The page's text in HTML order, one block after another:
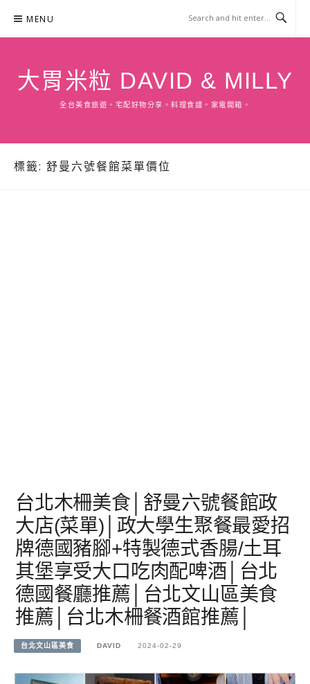
content
MENU
大胃米粒 DAVID & MILLY
全台美食旅遊。宅配好物分享。料理食譜。家電開箱。
標籤: 舒曼六號餐館菜單價位
台北木柵美食│舒曼六號餐館政
大店(菜單)│政大學生聚餐最愛招
牌德國豬腳+特製德式香腸/土耳
其堡享受大口吃肉配啤酒│台北
德國餐廳推薦│台北文山區美食
推薦│台北木柵餐酒館推薦│
台北文山區美食 DAVID 2024-02-29